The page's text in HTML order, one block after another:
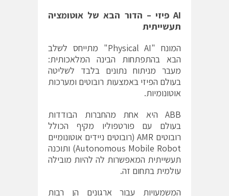
AIפיזי – הדור הבא של אוטומציה
תעשייתית
המונח "Physical AI" מתייחס לשלב
הבא בהתפתחות הבינה המלאכותית:
מעבר מניתוח נתונים בלבד לשליטה
בעולם הפיזי באמצעות רובוטים ומערכות
אוטונומיות.
ABB היא אחת מהחברות הבודדות
בעולם עם פורטפוליו מקיף הכולל
רובוטים AMR (רובוטים ניידים אוטונומיים
Autonomous Mobile Robot) ותוכנה
תעשייתית המאפשרות לה להיות מובילה
עולמית בתחום זה.
המשמעויות עבור ארגונים הן רבות